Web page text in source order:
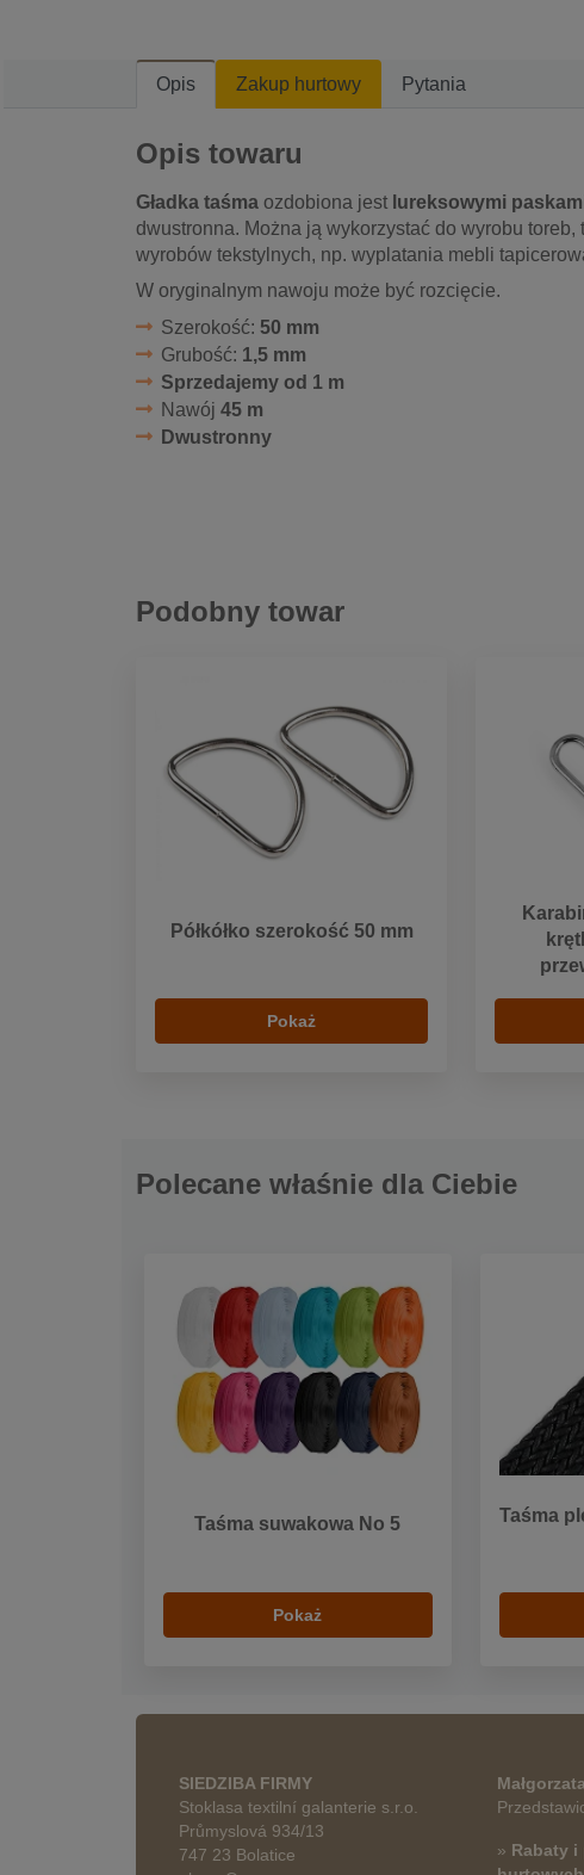
Opis Zakup hurtowy Pytania
Opis towaru
Gładka taśma ozdobiona jest lureksowymi
dwustronna. Można ją wykorzystać do wyrobu
wyrobów tekstylnych, np. wyplatania mebli
W oryginalnym nawoju może być rozcięcie.
Szerokość: 50 mm
Grubość: 1,5 mm
Sprzedajemy od 1 m
Nawój 45 m
Dwustronny
Podobny towar
Półkółko szerokość 50 mm
Pokaż
Polecane właśnie dla Ciebie
Taśma suwakowa No 5
Pokaż
Taśma
SIEDZIBA FIRMY
Stoklasa textilní galanterie s.r.o.
Průmyslová 934/13
747 23 Bolatice
» Rabaty